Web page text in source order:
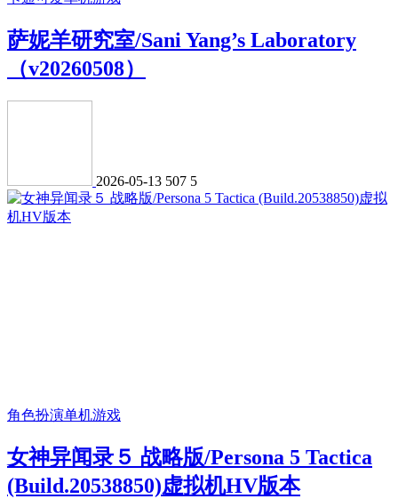
萨妮羊研究室/Sani Yang’s Laboratory
（v20260508）
2026-05-13 507 5
角色扮演单机游戏
女神异闻录５ 战略版/Persona 5 Tactica
(Build.20538850)虚拟机HV版本